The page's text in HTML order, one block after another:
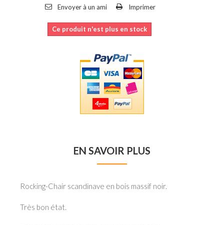
Envoyer à un ami Imprimer
Ce produit n'est plus en stock
EN SAVOIR PLUS
Rocking-Chair scandinave en bois massif noir.
Très bon état.